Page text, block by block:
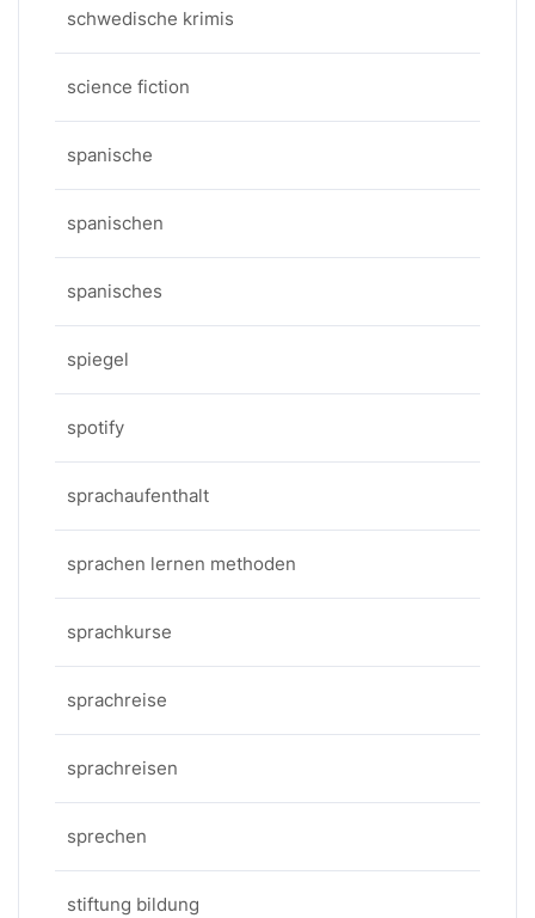
schwedische krimis
science fiction
spanische
spanischen
spanisches
spiegel
spotify
sprachaufenthalt
sprachen lernen methoden
sprachkurse
sprachreise
sprachreisen
sprechen
stiftung bildung